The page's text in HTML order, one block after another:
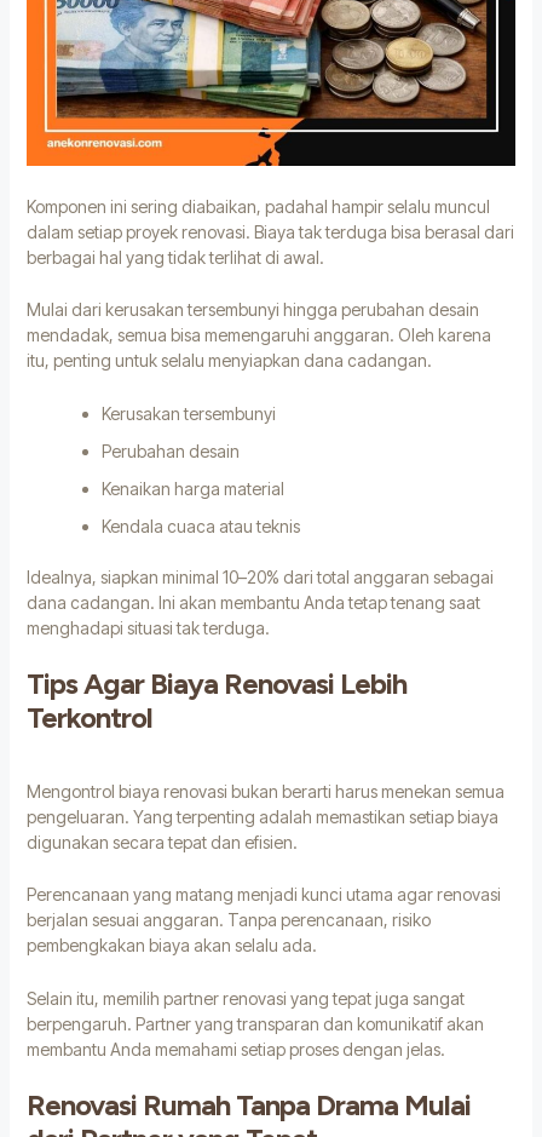
Komponen ini sering diabaikan, padahal hampir selalu muncul
dalam setiap proyek renovasi. Biaya tak terduga bisa berasal dari
berbagai hal yang tidak terlihat di awal.
Mulai dari kerusakan tersembunyi hingga perubahan desain
mendadak, semua bisa memengaruhi anggaran. Oleh karena
itu, penting untuk selalu menyiapkan dana cadangan.
Kerusakan tersembunyi
Perubahan desain
Kenaikan harga material
Kendala cuaca atau teknis
Idealnya, siapkan minimal 10–20% dari total anggaran sebagai
dana cadangan. Ini akan membantu Anda tetap tenang saat
menghadapi situasi tak terduga.
Tips Agar Biaya Renovasi Lebih
Terkontrol
Mengontrol biaya renovasi bukan berarti harus menekan semua
pengeluaran. Yang terpenting adalah memastikan setiap biaya
digunakan secara tepat dan efisien.
Perencanaan yang matang menjadi kunci utama agar renovasi
berjalan sesuai anggaran. Tanpa perencanaan, risiko
pembengkakan biaya akan selalu ada.
Selain itu, memilih partner renovasi yang tepat juga sangat
berpengaruh. Partner yang transparan dan komunikatif akan
membantu Anda memahami setiap proses dengan jelas.
Renovasi Rumah Tanpa Drama Mulai